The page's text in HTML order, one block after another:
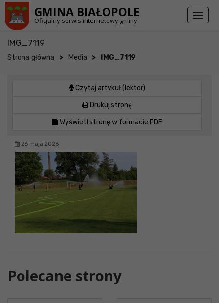
GMINA BIAŁOPOLE
Oficjalny serwis internetowy gminy
Toggle
IMG_7119
Strona główna > Media > IMG_7119
Czytaj artykuł (lektor)
Drukuj stronę
Wyświetl stronę w formacie PDF
26 maja 2026
Polecane strony